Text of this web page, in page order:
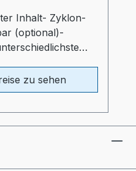
Inhalt- Zyklon-
(optional)-
optimal
Prozessheizung im
und
zu sehen